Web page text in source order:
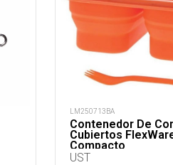
LM250713BA
Contenedor De
Cubiertos
Compacto
UST